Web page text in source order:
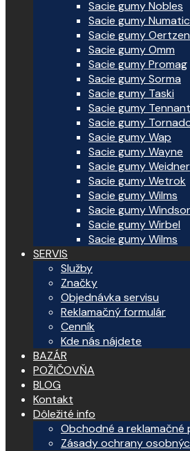
Sacie gumy Nobles
Sacie gumy Numatic
Sacie gumy Oertzen
Sacie gumy Omm
Sacie gumy Promag
Sacie gumy Sorma
Sacie gumy Taski
Sacie gumy Tennant
Sacie gumy
Sacie gumy Wap
Sacie gumy Wayne
Sacie gumy Weidner
Sacie gumy Wetrok
Sacie gumy Wilms
Sacie gumy Windsor
Sacie gumy Wirbel
Sacie gumy Wilms
SERVIS
Služby
Značky
Objednávka servisu
Reklamačný formulár
Cenník
Kde nás nájdete
BAZÁR
POŽIČOVŇA
BLOG
Kontakt
Dôležité info
Obchodné a reklamačné
Zásady ochrany